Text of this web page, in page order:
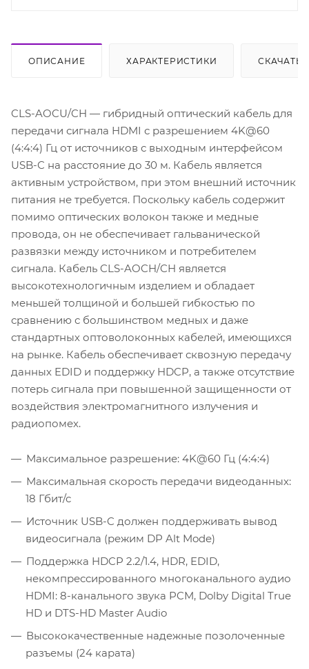
ОПИСАНИЕ ХАРАКТЕРИСТИКИ СКАЧАТЬ
CLS-AOCU/CH — гибридный оптический кабель для
передачи сигнала HDMI с разрешением 4K@60
(4:4:4) Гц от источников с выходным интерфейсом
USB-C на расстояние до 30 м. Кабель является
активным устройством, при этом внешний источник
питания не требуется. Поскольку кабель содержит
помимо оптических волокон также и медные
провода, он не обеспечивает гальванической
развязки между источником и потребителем
сигнала. Кабель CLS-AOCH/CH является
высокотехнологичным изделием и обладает
меньшей толщиной и большей гибкостью по
сравнению с большинством медных и даже
стандартных оптоволоконных кабелей, имеющихся
на рынке. Кабель обеспечивает сквозную передачу
данных EDID и поддержку HDCP, а также отсутствие
потерь сигнала при повышенной защищенности от
воздействия электромагнитного излучения и
радиопомех.
Максимальное разрешение: 4K@60 Гц (4:4:4)
Максимальная скорость передачи видеоданных:
18 Гбит/с
Источник USB-C должен поддерживать вывод
видеосигнала (режим DP Alt Mode)
Поддержка HDCP 2.2/1.4, HDR, EDID,
некомпрессированного многоканального аудио
HDMI: 8-канального звука PCM, Dolby Digital True
HD и DTS-HD Master Audio
Высококачественные надежные позолоченные
разъемы (24 карата)